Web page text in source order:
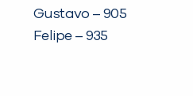
Gustavo – 905
Felipe – 935